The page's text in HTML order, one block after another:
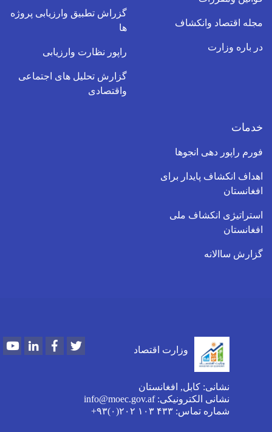
مجله اقتصاد وانکشاف
در باره وزارت
گزراش تطبیق وارزیابی پروژه
ها
راپور نظارت وارزیابی
گزارش تحلیل های اجتماعی
واقتصادی
خدمات
فورم راپور دهی انجوها
اهداف انکشاف پایدار برای
افغانستان
استراتیژی انکشاف ملی
افغانستان
گزارش ساالانه
وزارت اقتصاد
YoutubeLinkedInFacebook
نشانی: کابل, افغانستان
نشانی الکترونیکی: info@moec.gov.af
شماره تماس: ۴۳۳ ۱۰۳ ۲۰۲(۰)۹۳+